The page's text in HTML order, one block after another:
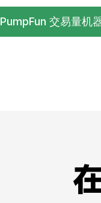
PumpFun 交易量机